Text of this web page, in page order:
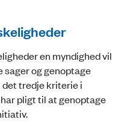
en myndighed vil
sager og genoptage
det tredje kriterie i
pligt til at genoptage